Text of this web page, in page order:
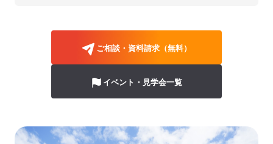
ご相談・資料請求（無料）
イベント・見学会一覧